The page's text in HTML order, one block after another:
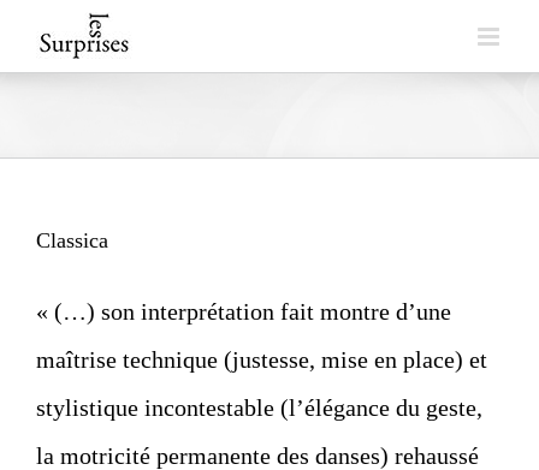
to
Classica
« (…) son interprétation fait montre d’une
maîtrise technique (justesse, mise en place) et
stylistique incontestable (l’élégance du geste,
la motricité permanente des danses) rehaussé